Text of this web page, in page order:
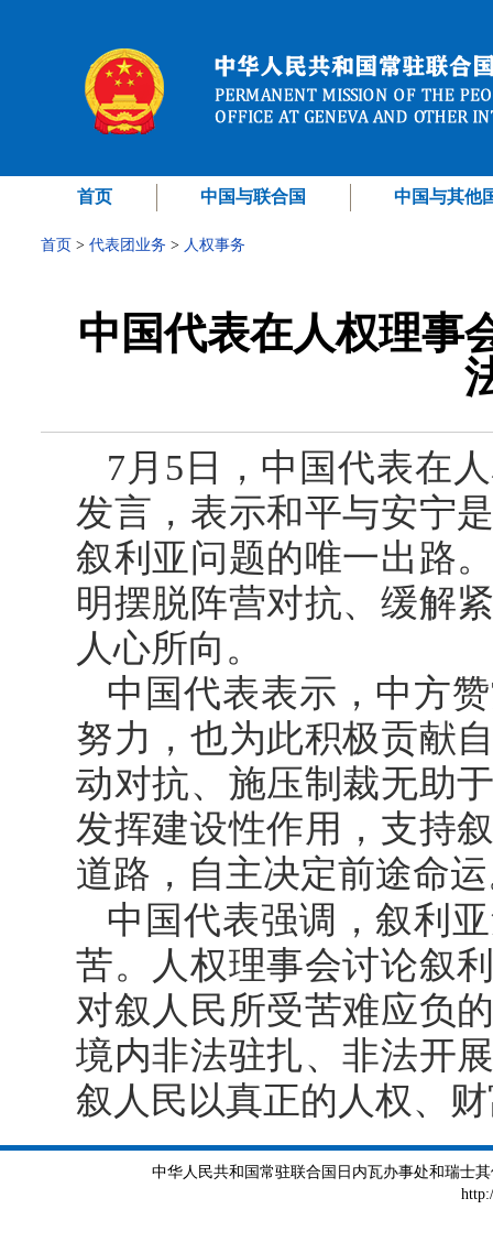
首页 中国与联合国 中国与其他
首页 > 代表团业务 > 人权事务
中国代表在人权理事
7 月 5 日，中国代表在
发言，表示和平与安宁
叙利亚问题的唯一出路
明摆脱阵营对抗、缓解
人心所向。
中国代表表示，中方
努力，也为此积极贡献
动对抗、施压制裁无助
发挥建设性作用，支持
道路，自主决定前途命
中国代表强调，叙利
苦。人权理事会讨论叙
对叙人民所受苦难应负
境内非法驻扎、非法开
叙人民以真正的人权、
中华人民共和国常驻联合国日内瓦办事处和瑞士